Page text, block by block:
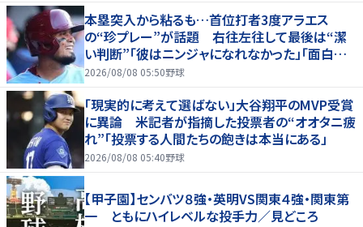
本塁突入から粘るも…首位打者3度アラエス
の“珍プレー”が話題 右往左往して最後は“潔
い判断”「彼はニンジャになれなかった」「面白すぎ
る」
2026/08/08 05:50野球
「現実的に考えて選ばない」大谷翔平のMVP受賞
に異論 米記者が指摘した投票者の“オオタニ疲
れ”「投票する人間たちの飽きは本当にある」
2026/08/08 05:40野球
【甲子園】センバツ８強・英明VS関東４強・関東第
一 ともにハイレベルな投手力／見どころ